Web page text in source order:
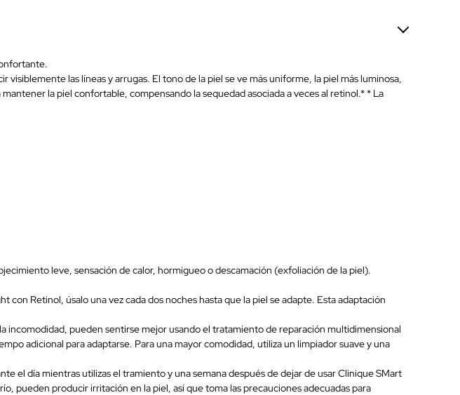
las líneas y arrugas. El tono de la piel se ve más uniforme, la piel más luminosa,
la piel confortable, compensando la sequedad asociada a veces al retinol.* * La
leve, sensación de calor, hormigueo o descamación (exfoliación de la piel).
Retinol, úsalo una vez cada dos noches hasta que la piel se adapte. Esta adaptación
incomodidad, pueden sentirse mejor usando el tratamiento de reparación multidimensional
adicional para adaptarse. Para una mayor comodidad, utiliza un limpiador suave y una
el día mientras utilizas el tramiento y una semana después de dejar de usar Clinique SMart
pueden producir irritación en la piel, así que toma las precauciones adecuadas para